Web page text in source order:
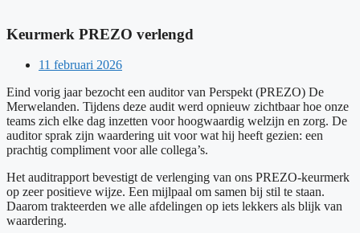
Keurmerk PREZO verlengd
11 februari 2026
Eind vorig jaar bezocht een auditor van Perspekt (PREZO) De
Merwelanden. Tijdens deze audit werd opnieuw zichtbaar hoe onze
teams zich elke dag inzetten voor hoogwaardig welzijn en zorg. De
auditor sprak zijn waardering uit voor wat hij heeft gezien: een
prachtig compliment voor alle collega’s.
Het auditrapport bevestigt de verlenging van ons PREZO‑keurmerk
op zeer positieve wijze. Een mijlpaal om samen bij stil te staan.
Daarom trakteerden we alle afdelingen op iets lekkers als blijk van
waardering.